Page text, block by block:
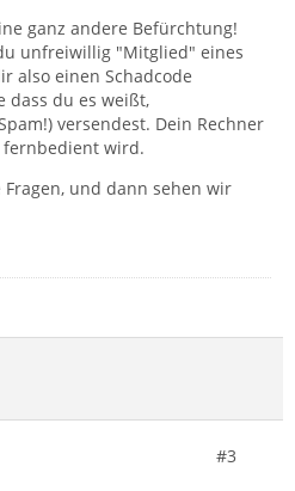
ganz andere Befürchtung!
unfreiwillig "Mitglied" eines
also einen Schadcode
dass du es weißt,
versendest. Dein Rechner
fernbedient wird.
und dann sehen wir
#3